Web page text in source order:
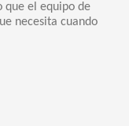
que el equipo de
necesita cuando